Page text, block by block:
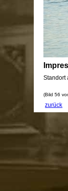
Standort
(Bild 56
zurück